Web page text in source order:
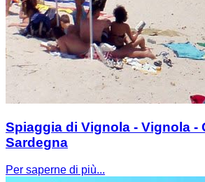
Spiaggia di Vignola - Vignola -
Sardegna
Per saperne di più...